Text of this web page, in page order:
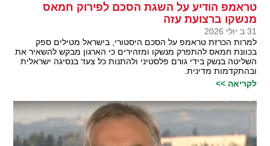
טראמפ הודיע על השגת הסכם לפירוק חמאס
מנשקו ברצועת עזה
31 ב יולי 2026
למרות הכרזת טראמפ על הסכם היסטורי, בישראל מטילים ספק
בכוונת חמאס להתפרק מנשקו ומזהירים כי הארגון מבקש להשאיר את
השליטה בנשק בידי גורם פלסטיני ולהתנות כל צעד בנסיגה ישראלית
ובהתקדמות מדינית.
לקריאה >>